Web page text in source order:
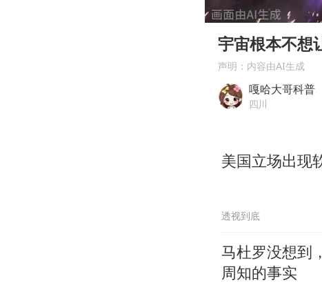
Play
宇宙根本不想
声明：内容由AI生成
嘎哈大哥科普
四川
美国立场出现
透视到底
马杜罗没想到
周知的事实